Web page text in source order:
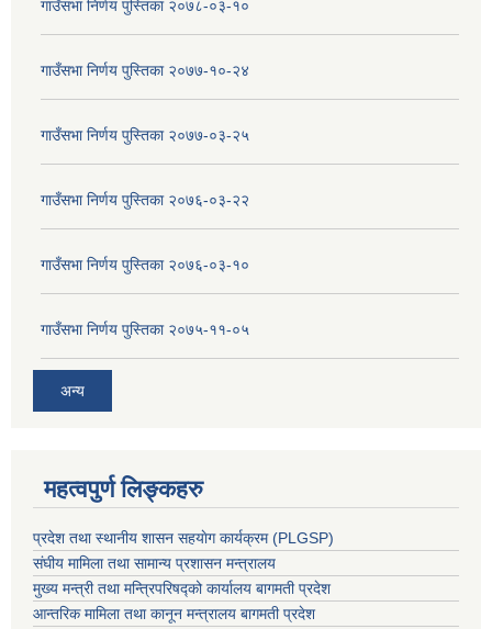
गाउँसभा निर्णय पुस्तिका २०७८-०३-१०
गाउँसभा निर्णय पुस्तिका २०७७-१०-२४
गाउँसभा निर्णय पुस्तिका २०७७-०३-२५
गाउँसभा निर्णय पुस्तिका २०७६-०३-२२
गाउँसभा निर्णय पुस्तिका २०७६-०३-१०
गाउँसभा निर्णय पुस्तिका २०७५-११-०५
अन्य
महत्वपुर्ण लिङ्कहरु
प्रदेश तथा स्थानीय शासन सहयाेग कार्यक्रम (PLGSP)
संघीय मामिला तथा सामान्य प्रशासन मन्त्रालय
मुख्य मन्त्री तथा मन्त्रिपरिषद्को कार्यालय बागमती प्रदेश
आन्तरिक मामिला तथा कानून मन्त्रालय बागमती प्रदेश